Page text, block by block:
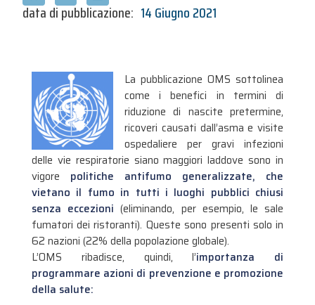
data di pubblicazione: 14 Giugno 2021
La pubblicazione OMS sottolinea
come i benefici in termini di
riduzione di nascite pretermine,
ricoveri causati dall’asma e visite
ospedaliere per gravi infezioni
delle vie respiratorie siano maggiori laddove sono in
vigore politiche antifumo generalizzate, che
vietano il fumo in tutti i luoghi pubblici chiusi
senza eccezioni (eliminando, per esempio, le sale
fumatori dei ristoranti). Queste sono presenti solo in
62 nazioni (22% della popolazione globale).
L’OMS ribadisce, quindi, l’importanza di
programmare azioni di prevenzione e promozione
della salute: